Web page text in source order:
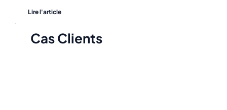
Lire l'article
Cas Clients